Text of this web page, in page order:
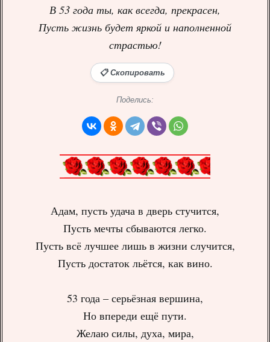
В 53 года ты, как всегда, прекрасен,
Пусть жизнь будет яркой и наполненной
страстью!
📋 Скопировать
Поделись:
Адам, пусть удача в дверь стучится,
Пусть мечты сбываются легко.
Пусть всё лучшее лишь в жизни случится,
Пусть достаток льётся, как вино.
53 года – серьёзная вершина,
Но впереди ещё пути.
Желаю силы, духа, мира,